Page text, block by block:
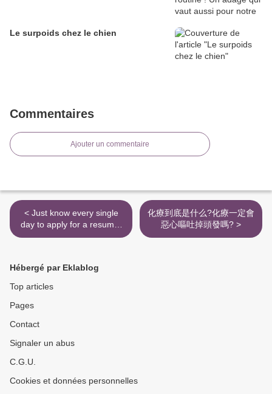
Le surpoids chez le chien
Commentaires
Ajouter un commentaire
< Just know every single
day to apply for a resume,
you decide on the best
化療到底是什么?化療一定會
惡心嘔吐掉頭發嗎? >
Hébergé par Eklablog
Top articles
Pages
Contact
Signaler un abus
C.G.U.
Cookies et données personnelles